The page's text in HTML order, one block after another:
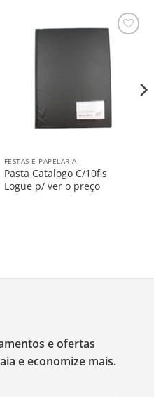
FESTAS E PAPELARIA
Pasta Catalogo C/10fls
Logue p/ ver o preço
e ofertas
e economize mais.